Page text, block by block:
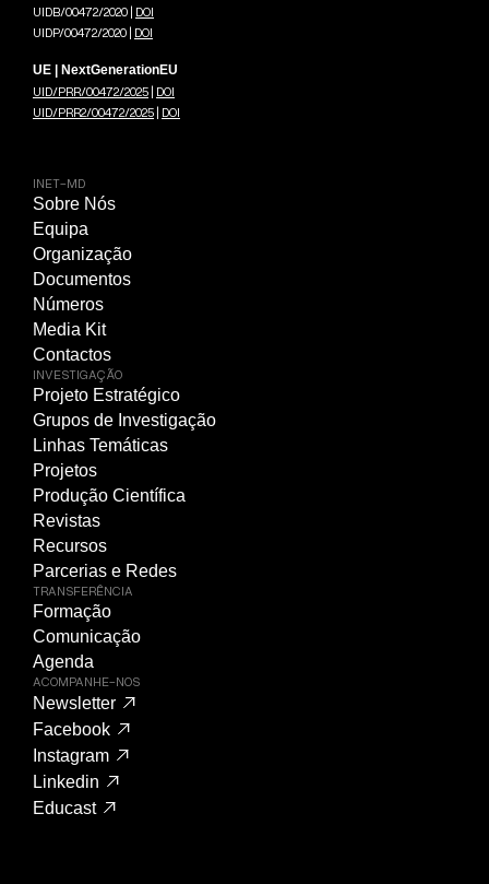
UIDB/00472/2020 | DOI
UIDP/00472/2020 | DOI
UE | NextGenerationEU
UID/PRR/00472/2025 | DOI
UID/PRR2/00472/2025 | DOI
INET-MD
Sobre Nós
Equipa
Organização
Documentos
Números
Media Kit
Contactos
INVESTIGAÇÃO
Projeto Estratégico
Grupos de Investigação
Linhas Temáticas
Projetos
Produção Científica
Revistas
Recursos
Parcerias e Redes
TRANSFERÊNCIA
Formação
Comunicação
Agenda
ACOMPANHE-NOS
Newsletter
Facebook
Instagram
Linkedin
Educast